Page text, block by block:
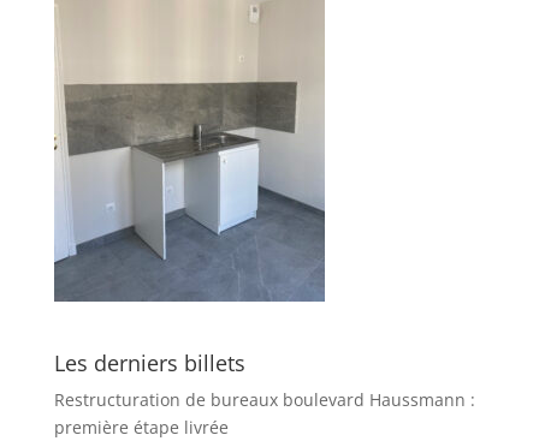
Les derniers billets
Restructuration de bureaux boulevard Haussmann :
première étape livrée